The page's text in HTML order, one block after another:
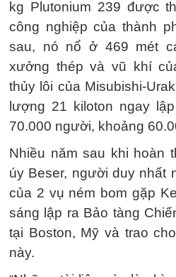
kg Plutonium 239 được
công nghiệp của thành
sau, nó nổ ở 469 mét
xưởng thép và vũ khí
thủy lôi của Misubishi-
lượng 21 kiloton ngay
70.000 người, khoảng
Nhiều năm sau khi hoàn
úy Beser, người duy nhất
của 2 vụ ném bom gặp
sáng lập ra Bảo tàng
tại Boston, Mỹ và trao
này.